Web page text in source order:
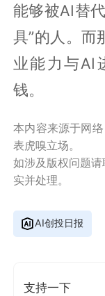
能够被AI替
具”的人。而
业能力与AI
钱。
本内容来源于网络
表虎嗅立场。
如涉及版权问题
实并处理。
AI创投日报
支持一下